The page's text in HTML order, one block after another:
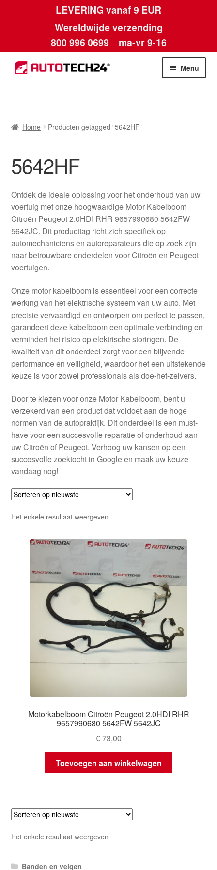
LEVERING vanaf 9 EUR
Wereldwijde verzending
800 996 0699 ma-vr 9-16
Ga
door
Ga
naar
Menu
Betalingen
Contact
Kassa
Klachten
Klachtenprocedure
Levering
Mijn account
Over ons
Privacybeleid
Wereldwijde verzending
Winkelwagen
Home Producten getagged “5642HF”
5642HF
Ontdek de ideale oplossing voor het onderhoud van uw
voertuig met onze hoogwaardige Motor Kabelboom
Citroën Peugeot 2.0HDI RHR 9657990680 5642FW
5642JC. Dit producttag richt zich specifiek op
automechaniciens en autoreparateurs die op zoek zijn
naar betrouwbare onderdelen voor Citroën en Peugeot
voertuigen.
Onze motor kabelboom is essentieel voor een correcte
werking van het elektrische systeem van uw auto. Met
precisie vervaardigd en ontworpen om perfect te passen,
garandeert deze kabelboom een optimale verbinding en
vermindert het risico op elektrische storingen. De
kwaliteit van dit onderdeel zorgt voor een blijvende
performance en veiligheid, waardoor het een uitstekende
keuze is voor zowel professionals als doe-het-zelvers.
Door te kiezen voor onze Motor Kabelboom, bent u
verzekerd van een product dat voldoet aan de hoge
normen van de autopraktijk. Dit onderdeel is een must-
have voor een succesvolle reparatie of onderhoud aan
uw Citroën of Peugeot. Verhoog uw kansen op een
succesvolle zoektocht in Google en maak uw keuze
vandaag nog!
Het enkele resultaat weergeven
Motorkabelboom Citroën Peugeot 2.0HDI RHR
9657990680 5642FW 5642JC
€73,00
Toevoegen aan winkelwagen
Het enkele resultaat weergeven
Banden en velgen